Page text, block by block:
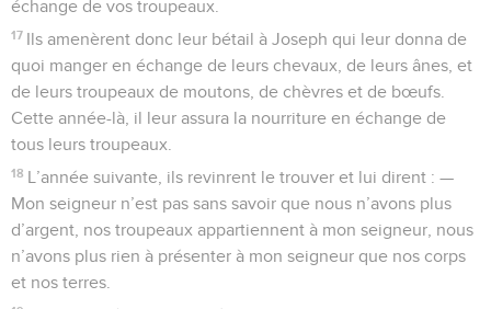
échange de vos troupeaux.
17 Ils amenèrent donc leur bétail à Joseph qui leur donna de
quoi manger en échange de leurs chevaux, de leurs ânes, et
de leurs troupeaux de moutons, de chèvres et de bœufs.
Cette année-là, il leur assura la nourriture en échange de
tous leurs troupeaux.
18 L’année suivante, ils revinrent le trouver et lui dirent : —
Mon seigneur n’est pas sans savoir que nous n’avons plus
d’argent, nos troupeaux appartiennent à mon seigneur, nous
n’avons plus rien à présenter à mon seigneur que nos corps
et nos terres.